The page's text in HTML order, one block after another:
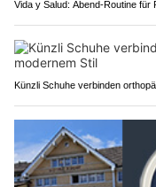
Vida y Salud: Abend-Routine für
Künzli Schuhe verbinden